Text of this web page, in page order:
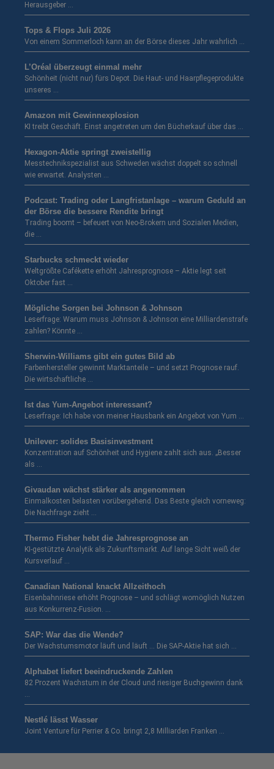
Herausgeber …
Tops & Flops Juli 2026
Von einem Sommerloch kann an der Börse dieses Jahr wahrlich …
L’Oréal überzeugt einmal mehr
Schönheit (nicht nur) fürs Depot. Die Haut- und Haarpflegeprodukte
unseres …
Amazon mit Gewinnexplosion
KI treibt Geschäft. Einst angetreten um den Bücherkauf über das …
Hexagon-Aktie springt zweistellig
Messtechnikspezialist aus Schweden wächst doppelt so schnell
wie erwartet. Analysten …
Podcast: Trading oder Langfristanlage – warum Geduld an
der Börse die bessere Rendite bringt
Trading boomt – befeuert von Neo-Brokern und Sozialen Medien,
die …
Starbucks schmeckt wieder
Weltgrößte Cafékette erhöht Jahresprognose – Aktie legt seit
Oktober fast …
Mögliche Sorgen bei Johnson & Johnson
Leserfrage: Warum muss Johnson & Johnson eine Milliardenstrafe
zahlen? Könnte …
Sherwin-Williams gibt ein gutes Bild ab
Farbenhersteller gewinnt Marktanteile – und setzt Prognose rauf.
Die wirtschaftliche …
Ist das Yum-Angebot interessant?
Leserfrage: Ich habe von meiner Hausbank ein Angebot von Yum …
Unilever: solides Basisinvestment
Konzentration auf Schönheit und Hygiene zahlt sich aus. „Besser
als …
Givaudan wächst stärker als angenommen
Einmalkosten belasten vorübergehend. Das Beste gleich vorneweg:
Die Nachfrage zieht …
Thermo Fisher hebt die Jahresprognose an
KI-gestützte Analytik als Zukunftsmarkt. Auf lange Sicht weiß der
Kursverlauf …
Canadian National knackt Allzeithoch
Eisenbahnriese erhöht Prognose – und schlägt womöglich Nutzen
aus Konkurrenz-Fusion. …
SAP: War das die Wende?
Der Wachstumsmotor läuft und läuft … Die SAP-Aktie hat sich …
Alphabet liefert beeindruckende Zahlen
82 Prozent Wachstum in der Cloud und riesiger Buchgewinn dank
…
Nestlé lässt Wasser
Joint Venture für Perrier & Co. bringt 2,8 Milliarden Franken …